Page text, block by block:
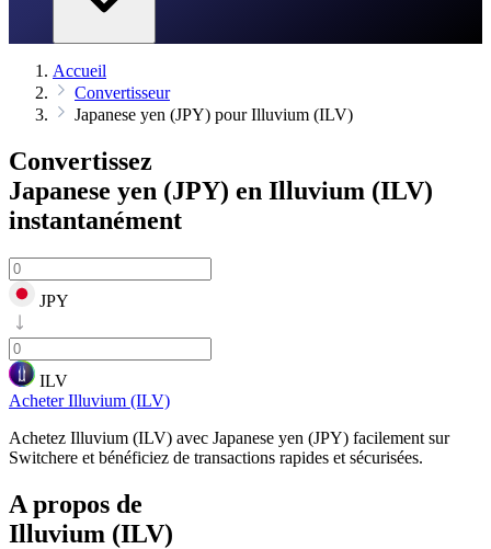
Accueil
Convertisseur
Japanese yen (JPY) pour Illuvium (ILV)
Convertissez
Japanese yen (JPY) en Illuvium (ILV)
instantanément
JPY
ILV
Acheter Illuvium (ILV)
Achetez Illuvium (ILV) avec Japanese yen (JPY) facilement sur
Switchere et bénéficiez de transactions rapides et sécurisées.
A propos de
Illuvium (ILV)